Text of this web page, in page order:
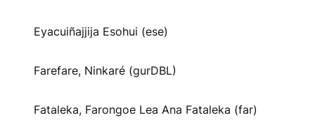
Eyacuiñajjija Esohui (ese)
Farefare, Ninkaré (gurDBL)
Fataleka, Farongoe Lea Ana Fataleka (far)